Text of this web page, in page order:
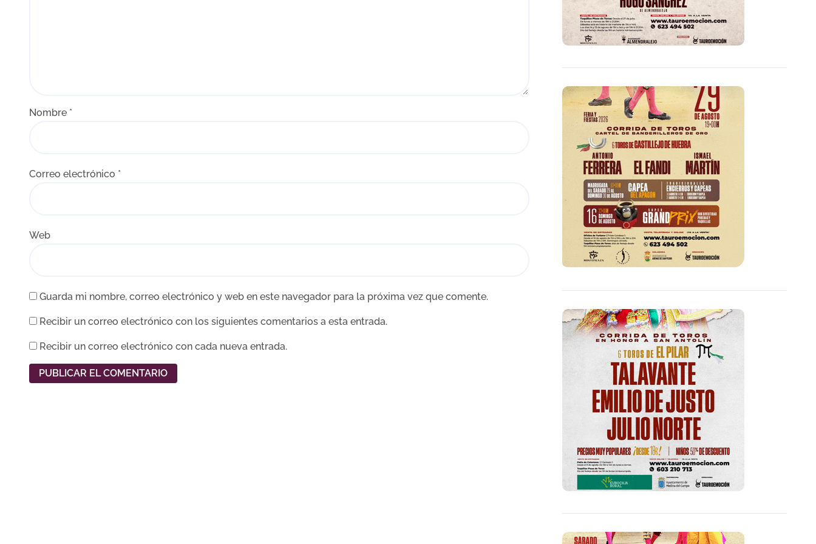
Nombre *
Correo electrónico *
Web
Guarda mi nombre, correo electrónico y web en este navegador para la próxima vez que comente.
Recibir un correo electrónico con los siguientes comentarios a esta entrada.
Recibir un correo electrónico con cada nueva entrada.